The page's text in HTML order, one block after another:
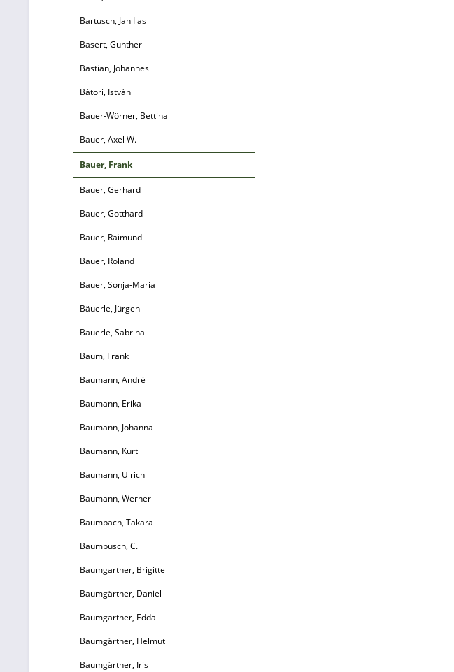
Bartusch, Jan Ilas
Basert, Gunther
Bastian, Johannes
Bátori, István
Bauer-Wörner, Bettina
Bauer, Axel W.
Bauer, Frank
Bauer, Gerhard
Bauer, Gotthard
Bauer, Raimund
Bauer, Roland
Bauer, Sonja-Maria
Bäuerle, Jürgen
Bäuerle, Sabrina
Baum, Frank
Baumann, André
Baumann, Erika
Baumann, Johanna
Baumann, Kurt
Baumann, Ulrich
Baumann, Werner
Baumbach, Takara
Baumbusch, C.
Baumgartner, Brigitte
Baumgärtner, Daniel
Baumgärtner, Edda
Baumgärtner, Helmut
Baumgärtner, Iris